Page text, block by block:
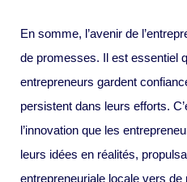
En somme, l’avenir de
de promesses. Il est essentiel
entrepreneurs gardent
persistent dans leurs efforts.
l’innovation que les
leurs idées en réalités,
entrepreneuriale locale vers